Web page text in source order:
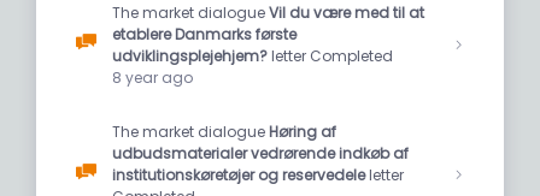
The market dialogueVil du være med til at
etablere Danmarks første
udviklingsplejehjem?letter Completed
8 year ago
The market dialogueHøring af
udbudsmaterialer vedrørende indkøb af
institutionskøretøjer og reservedeleletter